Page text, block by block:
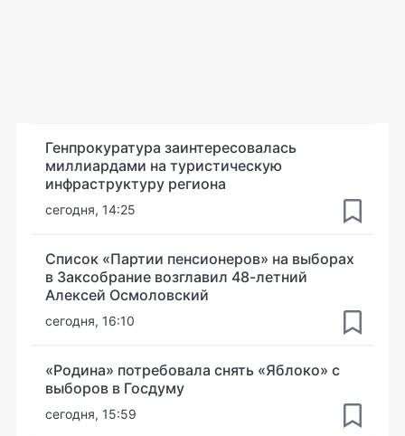
Генпрокуратура заинтересовалась
миллиардами на туристическую
инфраструктуру региона
сегодня, 14:25
Список «Партии пенсионеров» на выборах
в Заксобрание возглавил 48-летний
Алексей Осмоловский
сегодня, 16:10
«Родина» потребовала снять «Яблоко» с
выборов в Госдуму
сегодня, 15:59